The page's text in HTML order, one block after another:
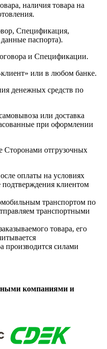
наличия товара на
Спецификация,
паспорта).
и Спецификации.
или в любом банке.
денежных средств по
или доставка
при оформлении
отгрузочных
оплаты на условиях
подтверждения клиентом
транспортом по
транспортными
товара, его
производится силами
компаниями и